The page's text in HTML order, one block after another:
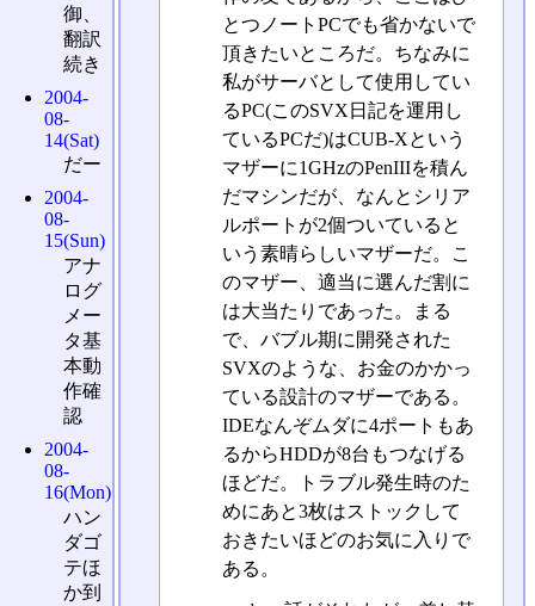
とつノートPCでも省かないで
頂きたいところだ。ちなみに
私がサーバとして使用してい
るPC(このSVX日記を運用し
ているPCだ)はCUB-Xという
マザーに1GHzのPenIIIを積ん
だマシンだが、なんとシリア
ルポートが2個ついていると
いう素晴らしいマザーだ。こ
のマザー、適当に選んだ割に
は大当たりであった。まる
で、バブル期に開発された
SVXのような、お金のかかっ
ている設計のマザーである。
IDEなんぞムダに4ポートもあ
るからHDDが8台もつなげる
ほどだ。トラブル発生時のた
めにあと3枚はストックして
おきたいほどのお気に入りで
ある。
御、
翻訳
続き
2004-
08-
14(Sat)
だー
2004-
08-
15(Sun)
アナ
ログ
メー
タ基
本動
作確
認
2004-
08-
16(Mon)
ハン
ダゴ
テほ
か到